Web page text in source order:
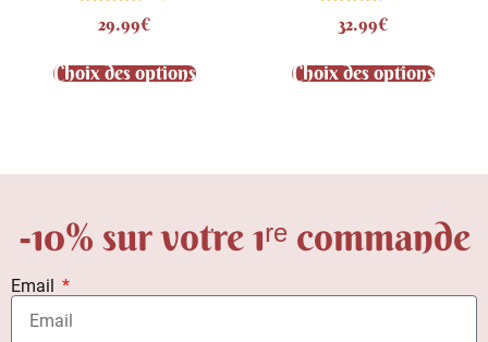
4.69
sur 5
29.99€
Choix des options
4.67
sur 5
32.99€
Choix des options
-10% sur votre 1ʳᵉ commande
Email